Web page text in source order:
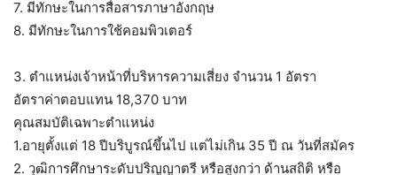
7. มีทักษะในการสื่อสารภาษาอังกฤษ
8. มีทักษะในการใช้คอมพิวเตอร์
3. ตำแหน่งเจ้าหน้าที่บริหารความเสี่ยง จำนวน 1 อัตรา
อัตราค่าตอบแทน 18,370 บาท
คุณสมบัติเฉพาะตำแหน่ง
1.อายุตั้งแต่ 18 ปีบริบูรณ์ขึ้นไป แต่ไม่เกิน 35 ปี ณ วันที่สมัคร
2. วุฒิการศึกษาระดับปริญญาตรี หรือสูงกว่า ด้านสถิติ หรือ